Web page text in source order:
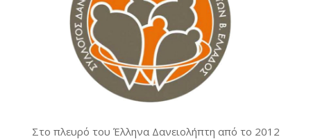
Στο πλευρό του Έλληνα Δανειολήπτη από το 2012